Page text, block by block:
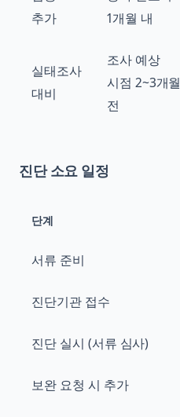
추가
1개월 내
실태조사
대비
조사 예상
시점 2~3개월
전
진단 소요 일정
단계
서류 준비
진단기관 접수
진단 실시 (서류 심사)
보완 요청 시 추가